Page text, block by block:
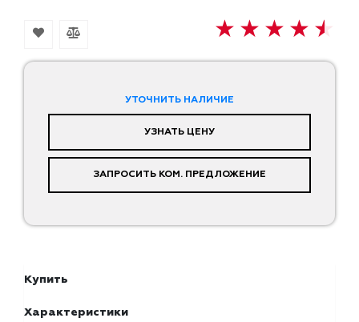
УТОЧНИТЬ НАЛИЧИЕ
УЗНАТЬ ЦЕНУ
ЗАПРОСИТЬ КОМ. ПРЕДЛОЖЕНИЕ
Купить
Характеристики